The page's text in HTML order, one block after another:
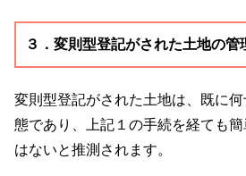
３．変則型登記がされた土地の管
変則型登記がされた土地は、既に
態であり、上記１の手続を経ても
はないと推測されます。